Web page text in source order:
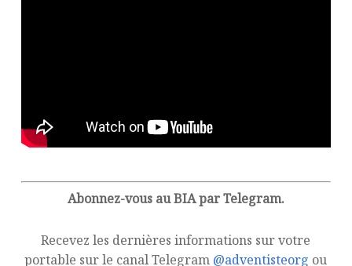
Abonnez-vous au BIA par Telegram.
Recevez les dernières informations sur votre
portable sur le canal Telegram @adventisteorg ou